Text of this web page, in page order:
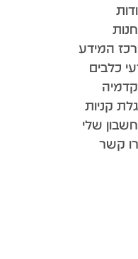
המידע
כלבים
קניות
שלי
קשר